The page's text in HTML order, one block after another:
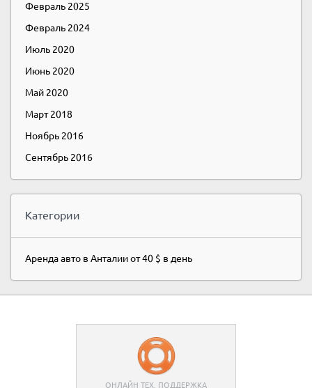
Февраль 2025
Февраль 2024
Июль 2020
Июнь 2020
Май 2020
Март 2018
Ноябрь 2016
Сентябрь 2016
Категории
Аренда авто в Анталии от 40 $ в день
ОНЛАЙН ТЕХ. ПОДДЕРЖКА